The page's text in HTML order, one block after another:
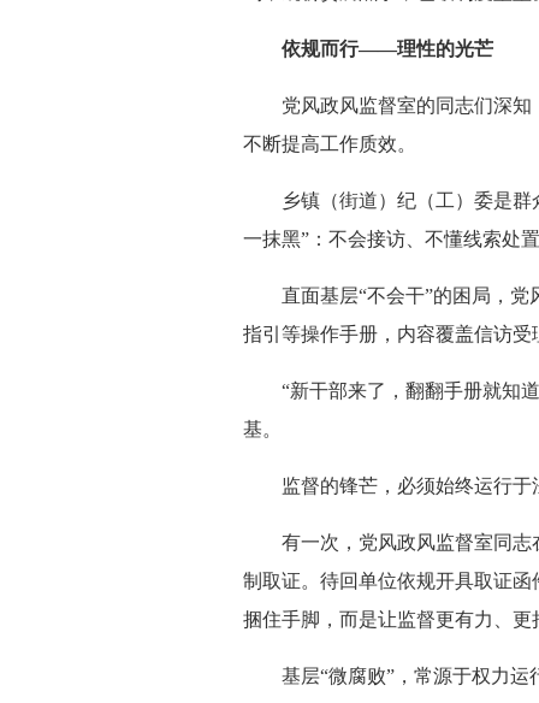
依规而行——理性的光芒
党风政风监督室的同志们深知
不断提高工作质效。
乡镇（街道）纪（工）委是群众
一抹黑”：不会接访、不懂线索处
直面基层“不会干”的困局，党
指引等操作手册，内容覆盖信访
“新干部来了，翻翻手册就知道
基。
监督的锋芒，必须始终运行于
有一次，党风政风监督室同志
制取证。待回单位依规开具取证
捆住手脚，而是让监督更有力、更
基层“微腐败”，常源于权力运